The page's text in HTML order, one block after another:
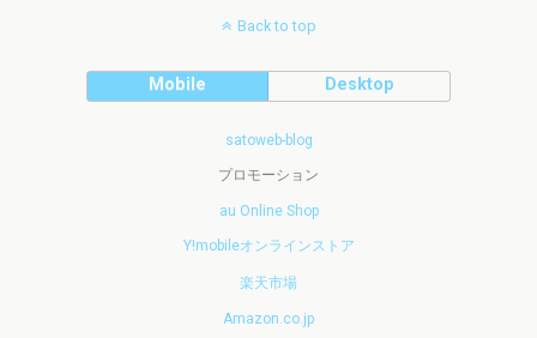
Back to top
Mobile Desktop
satoweb-blog
プロモーション
au Online Shop
Y!mobileオンラインストア
楽天市場
Amazon.co.jp